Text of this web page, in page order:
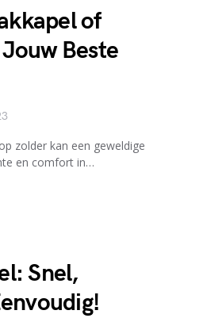
of
Beste
zolder kan een geweldige
en comfort in…
Snel,